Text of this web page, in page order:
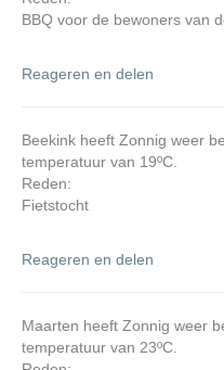
BBQ voor de bewoners van
Reageren en delen
Beekink heeft Zonnig weer
temperatuur van 19ºC.
Reden:
Fietstocht
Reageren en delen
Maarten heeft Zonnig weer
temperatuur van 23ºC.